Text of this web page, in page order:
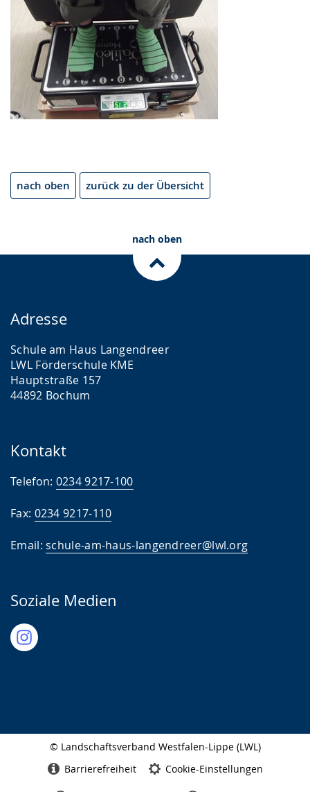
nach oben zurück zu der Übersicht
nach oben
Adresse
Schule am Haus Langendreer
LWL Förderschule KME
Hauptstraße 157
44892 Bochum
Kontakt
Telefon: 0234 9217-100
Fax: 0234 9217-110
Email:schule-am-haus-langendreer@lwl.org
Soziale Medien
© Landschaftsverband Westfalen-Lippe (LWL)
Barrierefreiheit Cookie-Einstellungen